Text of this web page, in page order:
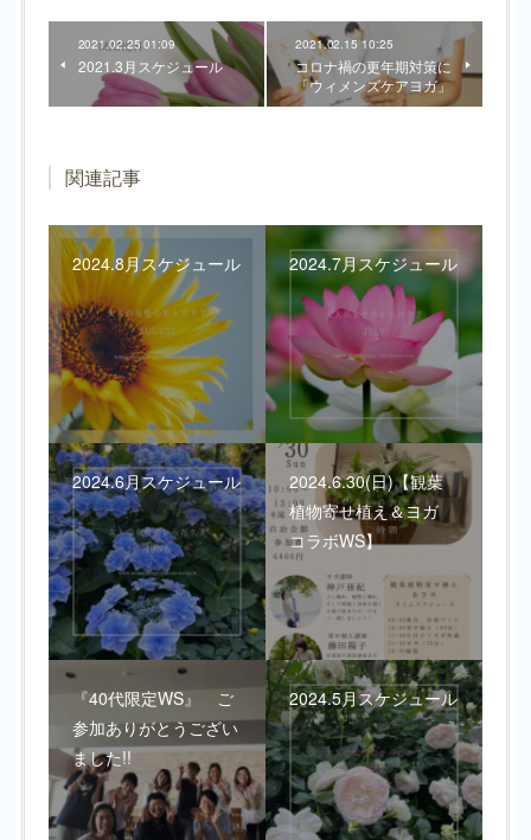
2021.02.25 01:09
2021.3月スケジュール
2021.02.15 10:25
コロナ禍の更年期対策に
「ウィメンズケアヨガ」
関連記事
2024.8月スケジュール 2024.7月スケジュール
2024.6月スケジュール
2024.6.30(日)【観葉
植物寄せ植え＆ヨガ
コラボWS】
『40代限定WS』 ご
参加ありがとうござい
ました!!
2024.5月スケジュール